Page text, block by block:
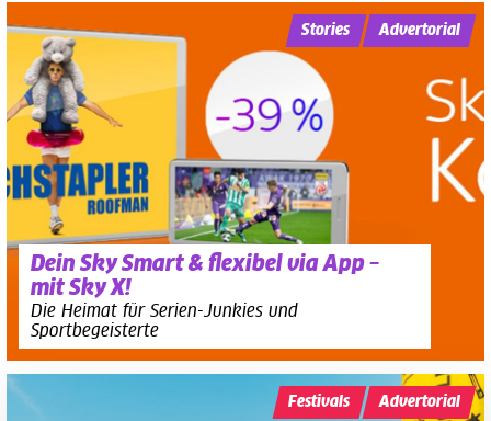
Dein Sky Smart & flexibel via App –
mit Sky X!
Die Heimat für Serien-Junkies und
Sportbegeisterte
Stories Advertorial
Festivals Advertorial